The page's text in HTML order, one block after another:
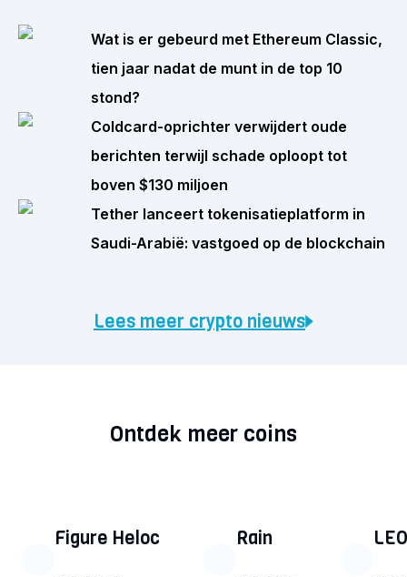
Wat is er gebeurd met Ethereum Classic,
tien jaar nadat de munt in de top 10
stond?
Coldcard-oprichter verwijdert oude
berichten terwijl schade oploopt tot
boven $130 miljoen
Tether lanceert tokenisatieplatform in
Saudi-Arabië: vastgoed op de blockchain
Lees meer crypto nieuws
Ontdek meer coins
Figure Heloc Rain